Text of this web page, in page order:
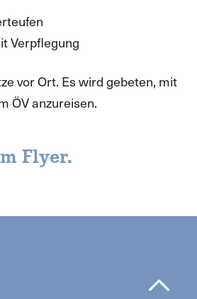
Verpflegung
vor Ort. Es wird gebeten, mit
ÖV anzureisen.
Flyer.